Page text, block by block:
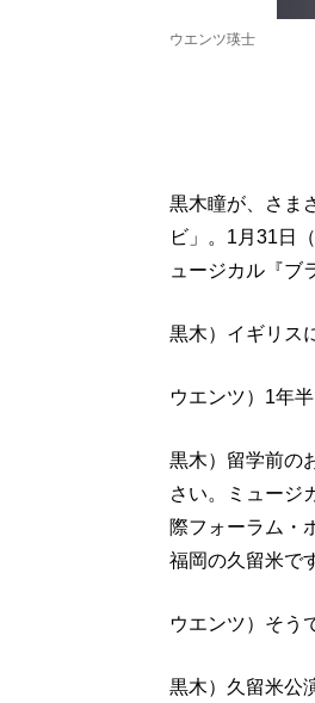
ウエンツ瑛士
黒木瞳が、さま
ビ」。1月31日
ュージカル『ブ
黒木）イギリス
ウエンツ）1年
黒木）留学前の
さい。ミュージ
際フォーラム・
福岡の久留米で
ウエンツ）そう
黒木）久留米公